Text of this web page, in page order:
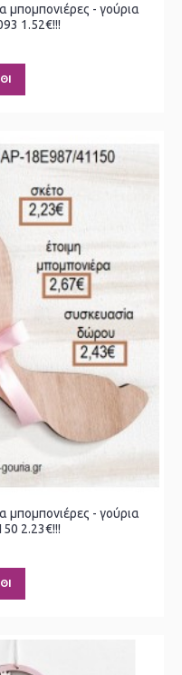
- γούρια
1.52€!!!
- γούρια
2.23€!!!